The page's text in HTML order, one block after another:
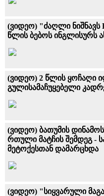
(ვიდეო) "ძაღლი ნიშნავს
წლის ბებოს ინგლისურს
(ვიდეო) 2 წლის ყოჩაღი
გულისამაჩუყებელი
(ვიდეო) ბათუმის
რთული მატჩის შემდეგ -
მეტოქესთან დამარცხდა
(ვიდეო) "სიყვარული